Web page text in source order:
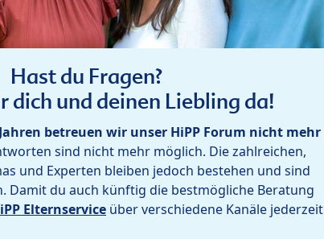
Hast du Fragen?
dich und deinen Liebling da!
betreuen wir unser HiPP Forum nicht mehr
sind nicht mehr möglich. Die zahlreichen,
und Experten bleiben jedoch bestehen und sind
Damit du auch künftig die bestmögliche Beratung
Elternservice über verschiedene Kanäle jederzeit